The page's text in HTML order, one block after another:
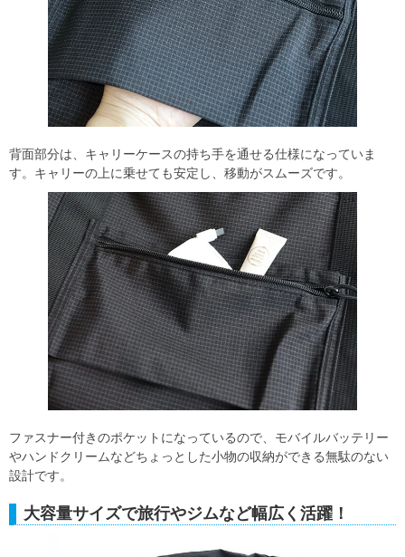
背面部分は、キャリーケースの持ち手を通せる仕様になっていま
す。キャリーの上に乗せても安定し、移動がスムーズです。
ファスナー付きのポケットになっているので、モバイルバッテリー
やハンドクリームなどちょっとした小物の収納ができる無駄のない
設計です。
大容量サイズで旅行やジムなど幅広く活躍！